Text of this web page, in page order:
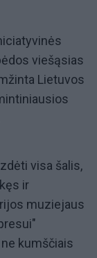
viešąsias
Lietuvos
visa šalis,
ir
muziejaus
kumščiais